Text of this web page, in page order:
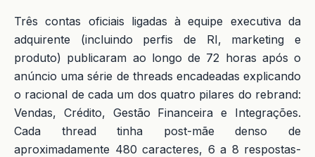
Três contas oficiais ligadas à equipe executiva da
adquirente (incluindo perfis de RI, marketing e
produto) publicaram ao longo de 72 horas após o
anúncio uma série de threads encadeadas explicando
o racional de cada um dos quatro pilares do rebrand:
Vendas, Crédito, Gestão Financeira e Integrações.
Cada thread tinha post-mãe denso de
aproximadamente 480 caracteres, 6 a 8 respostas-